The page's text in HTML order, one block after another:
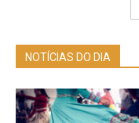
NOTÍCIAS DO DIA